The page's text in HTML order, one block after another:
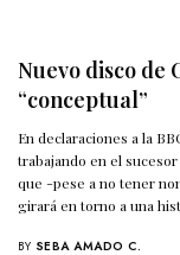
Nuevo disco de
“conceptual”
En declaraciones a la
trabajando en el sucesor
que -pese a no tener
girará en torno a una
BY SEBA AMADO C.